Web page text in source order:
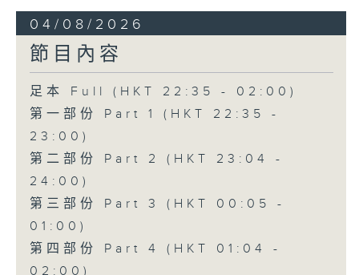
04/08/2026
節目內容
足本 Full (HKT 22:35 - 02:00)
第一部份 Part 1 (HKT 22:35 -
23:00)
第二部份 Part 2 (HKT 23:04 -
24:00)
第三部份 Part 3 (HKT 00:05 -
01:00)
第四部份 Part 4 (HKT 01:04 -
02:00)